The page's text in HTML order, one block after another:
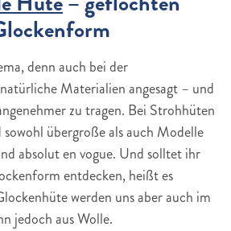
denn auch bei der
Materialien angesagt – und
zu tragen. Bei Strohhüten
übergroße als auch Modelle
absolut en vogue. Und solltet ihr
entdecken, heißt es
werden uns aber auch im
jedoch aus Wolle.